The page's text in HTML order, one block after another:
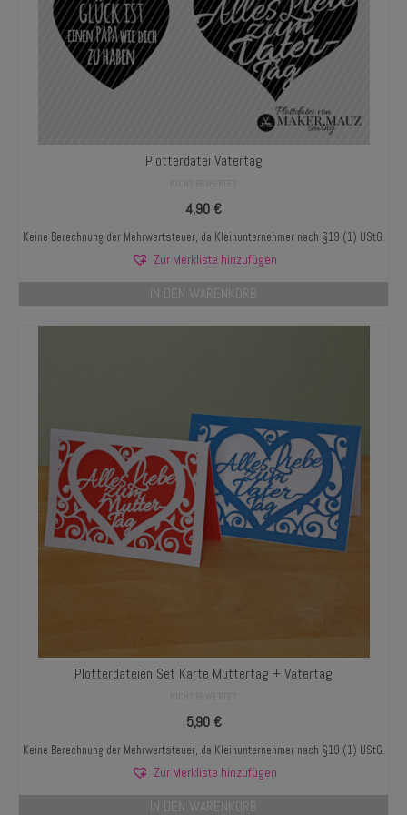
Plotterdatei Vatertag
4,90 €
Keine Berechnung der Mehrwertsteuer, da Kleinunternehmer nach §19 (1) UStG.
Zur Merkliste hinzufügen
IN DEN WARENKORB
Plotterdateien Set Karte Muttertag + Vatertag
5,90 €
Keine Berechnung der Mehrwertsteuer, da Kleinunternehmer nach §19 (1) UStG.
Zur Merkliste hinzufügen
IN DEN WARENKORB